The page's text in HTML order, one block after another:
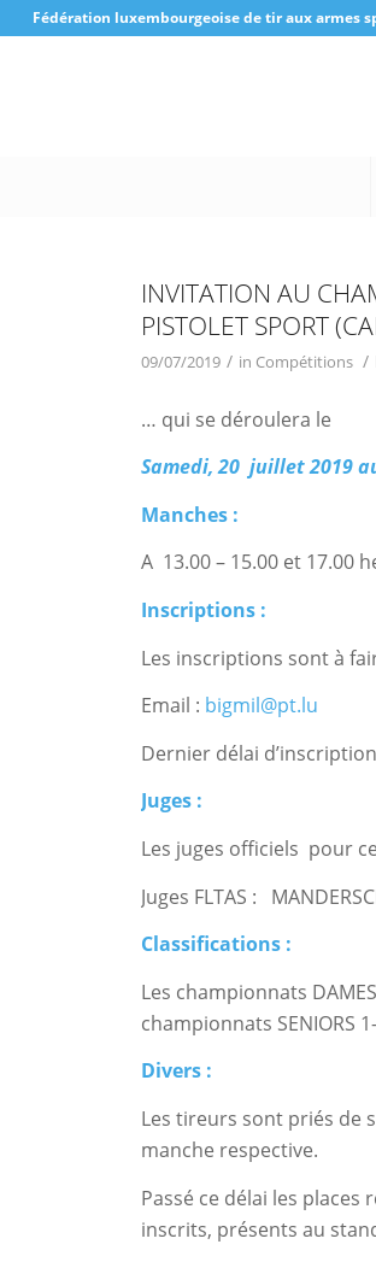
Fédération luxembourgeoise de tir aux armes
INVITATION AU
PISTOLET SPORT
09/07/2019 / in Compétitions /
… qui se déroulera le
Samedi, 20 juillet 2019
Manches :
A 13.00 – 15.00 et 17.00
Inscriptions :
Les inscriptions sont à
Email : bigmil@pt.lu
Dernier délai
Juges :
Les juges officiels pour
Juges FLTAS :
Classifications :
Les championnats
championnats SENIORS
Divers :
Les tireurs sont priés de
manche respective.
Passé ce délai les
inscrits, présents au